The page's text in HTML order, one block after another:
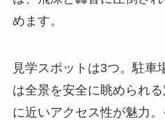
めます。
見学スポットは3つ。駐車
は全景を安全に眺められ
に近いアクセス性が魅力